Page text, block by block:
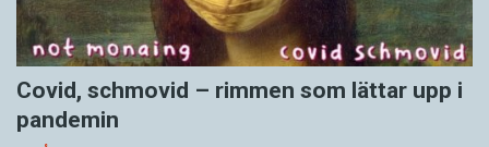
Covid, schmovid – rimmen som lättar upp i
pandemin